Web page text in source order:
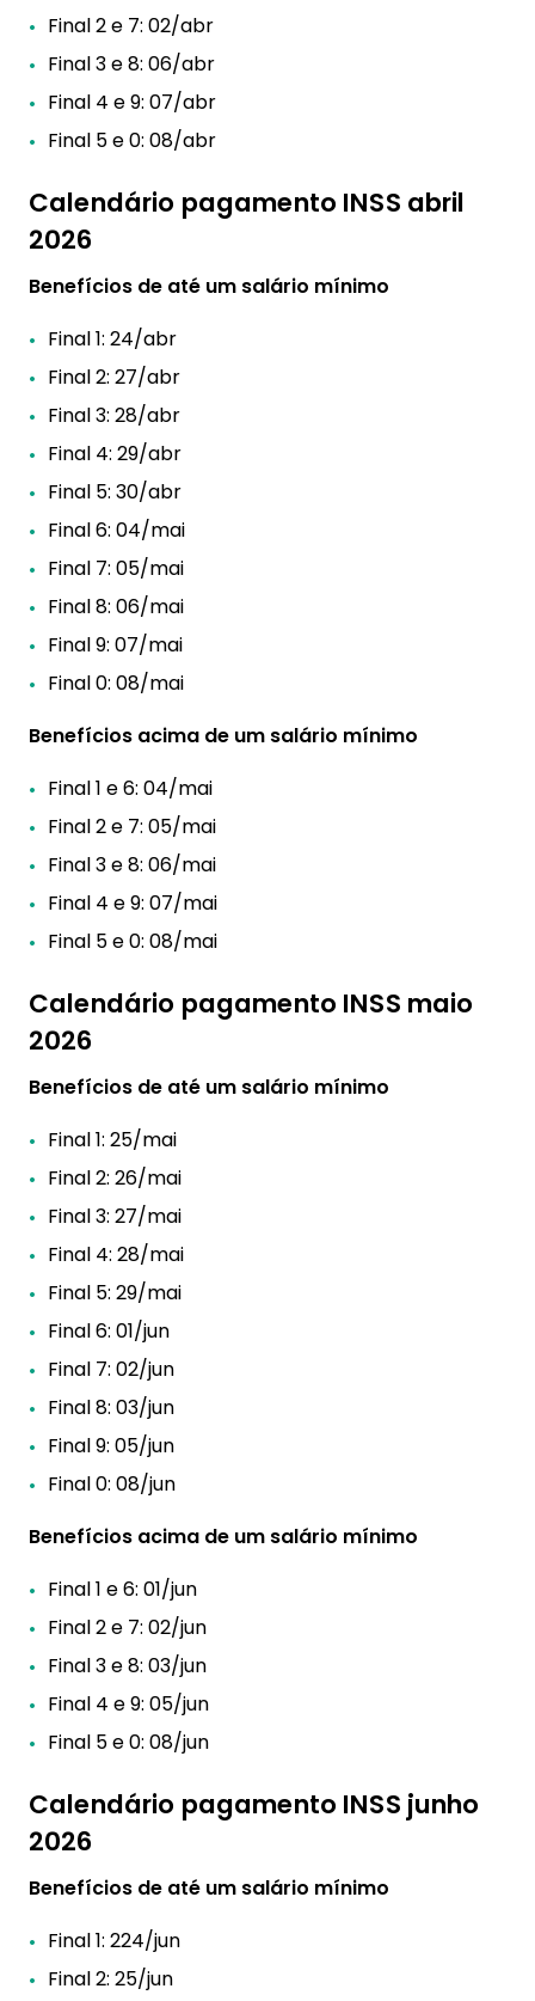
Final 2 e 7: 02/abr
Final 3 e 8: 06/abr
Final 4 e 9: 07/abr
Final 5 e 0: 08/abr
Calendário pagamento INSS abril
2026
Benefícios de até um salário mínimo
Final 1: 24/abr
Final 2: 27/abr
Final 3: 28/abr
Final 4: 29/abr
Final 5: 30/abr
Final 6: 04/mai
Final 7: 05/mai
Final 8: 06/mai
Final 9: 07/mai
Final 0: 08/mai
Benefícios acima de um salário mínimo
Final 1 e 6: 04/mai
Final 2 e 7: 05/mai
Final 3 e 8: 06/mai
Final 4 e 9: 07/mai
Final 5 e 0: 08/mai
Calendário pagamento INSS maio
2026
Benefícios de até um salário mínimo
Final 1: 25/mai
Final 2: 26/mai
Final 3: 27/mai
Final 4: 28/mai
Final 5: 29/mai
Final 6: 01/jun
Final 7: 02/jun
Final 8: 03/jun
Final 9: 05/jun
Final 0: 08/jun
Benefícios acima de um salário mínimo
Final 1 e 6: 01/jun
Final 2 e 7: 02/jun
Final 3 e 8: 03/jun
Final 4 e 9: 05/jun
Final 5 e 0: 08/jun
Calendário pagamento INSS junho
2026
Benefícios de até um salário mínimo
Final 1: 224/jun
Final 2: 25/jun